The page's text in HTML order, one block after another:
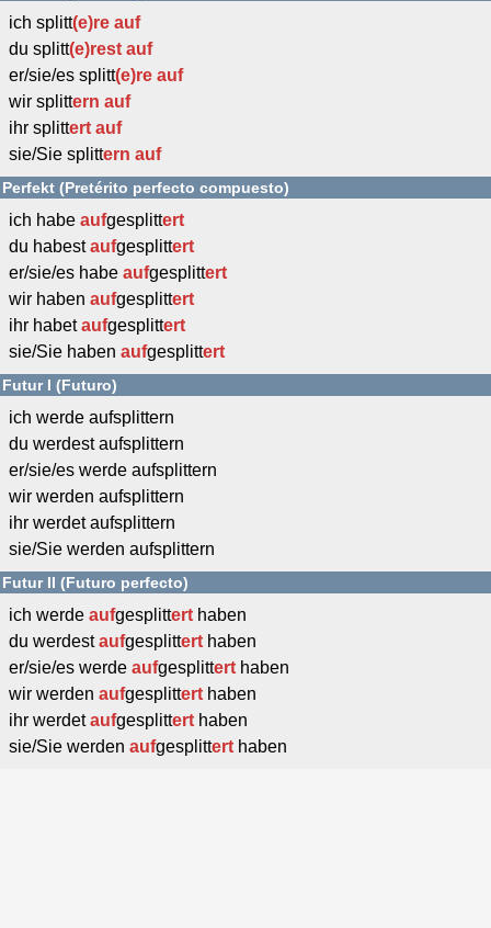
ich splitt(e)re auf
du splitt(e)rest auf
er/sie/es splitt(e)re auf
wir splittern auf
ihr splittert auf
sie/Sie splittern auf
Perfekt (Pretérito perfecto compuesto)
ich habe aufgesplittert
du habestaufgesplittert
er/sie/es habe aufgesplittert
wir haben aufgesplittert
ihr habetaufgesplittert
sie/Sie haben aufgesplittert
Futur I (Futuro)
ich werde aufsplittern
du werdest aufsplittern
er/sie/es werde aufsplittern
wir werden aufsplittern
ihr werdet aufsplittern
sie/Sie werden aufsplittern
Futur II (Futuro perfecto)
ich werde aufgesplittert haben
du werdestaufgesplittert haben
er/sie/es werde aufgesplittert haben
wir werden aufgesplittert haben
ihr werdetaufgesplittert haben
sie/Sie werden aufgesplittert haben